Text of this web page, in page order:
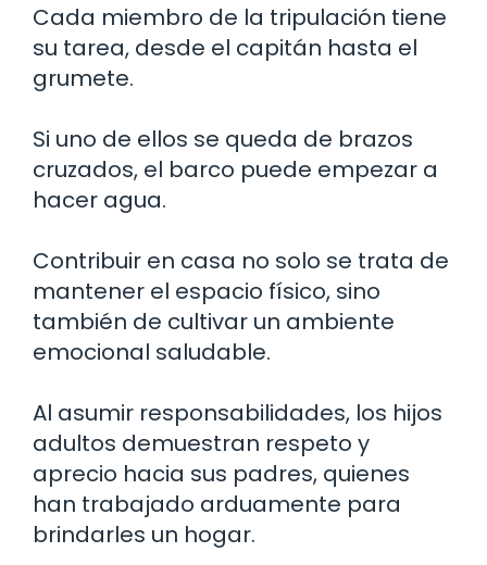
Cada miembro de la tripulación tiene
su tarea, desde el capitán hasta el
grumete.
Si uno de ellos se queda de brazos
cruzados, el barco puede empezar a
hacer agua.
Contribuir en casa no solo se trata de
mantener el espacio físico, sino
también de cultivar un ambiente
emocional saludable.
Al asumir responsabilidades, los hijos
adultos demuestran respeto y
aprecio hacia sus padres, quienes
han trabajado arduamente para
brindarles un hogar.